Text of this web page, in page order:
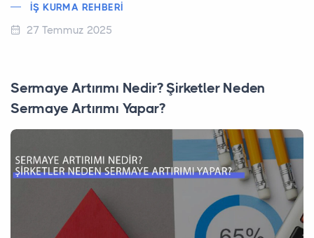
İŞ KURMA REHBERI
27 Temmuz 2025
Sermaye Artırımı Nedir? Şirketler Neden
Sermaye Artırımı Yapar?